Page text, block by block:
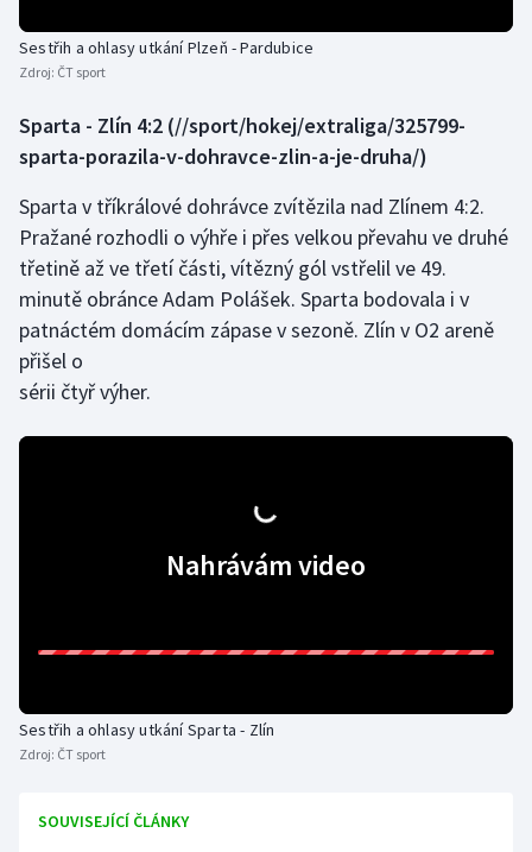
Sestřih a ohlasy utkání Plzeň - Pardubice
Zdroj: ČT sport
Sparta - Zlín 4:2 (//sport/hokej/extraliga/325799-
sparta-porazila-v-dohravce-zlin-a-je-druha/)
Sparta v tříkrálové dohrávce zvítězila nad Zlínem 4:2.
Pražané rozhodli o výhře i přes velkou převahu ve druhé
třetině až ve třetí části, vítězný gól vstřelil ve 49.
minutě obránce Adam Polášek. Sparta bodovala i v
patnáctém domácím zápase v sezoně. Zlín v O2 areně
přišel o
sérii čtyř výher.
Nahrávám video
Sestřih a ohlasy utkání Sparta - Zlín
Zdroj: ČT sport
SOUVISEJÍCÍ ČLÁNKY